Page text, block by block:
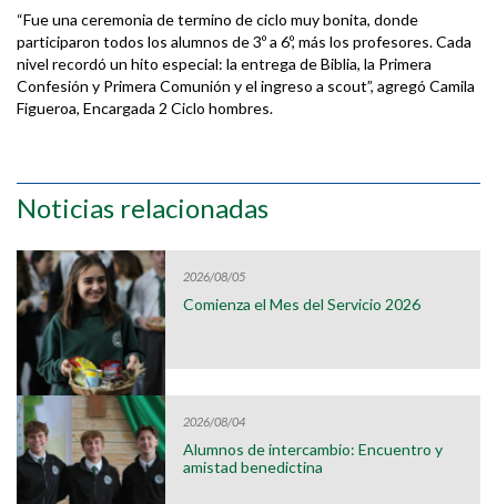
“Fue una ceremonia de termino de ciclo muy bonita, donde
participaron todos los alumnos de 3º a 6º, más los profesores. Cada
nivel recordó un hito especial: la entrega de Biblia, la Primera
Confesión y Primera Comunión y el ingreso a scout”, agregó Camila
Figueroa, Encargada 2 Ciclo hombres.
Noticias relacionadas
2026/08/05
Comienza el Mes del Servicio 2026
2026/08/04
Alumnos de intercambio: Encuentro y
amistad benedictina